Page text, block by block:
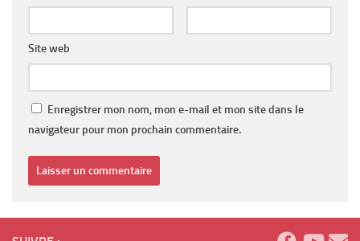
Site web
Enregistrer mon nom, mon e-mail et mon site dans le
navigateur pour mon prochain commentaire.